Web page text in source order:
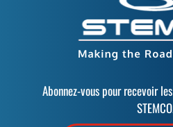
Abonnez-vous pour recevoir